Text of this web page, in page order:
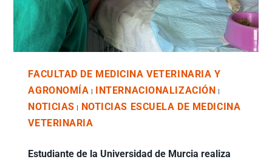
FACULTAD DE MEDICINA VETERINARIA Y
AGRONOMÍA
INTERNACIONALIZACIÓN
NOTICIAS
NOTICIAS ESCUELA DE MEDICINA
VETERINARIA
Estudiante de la Universidad de Murcia realiza